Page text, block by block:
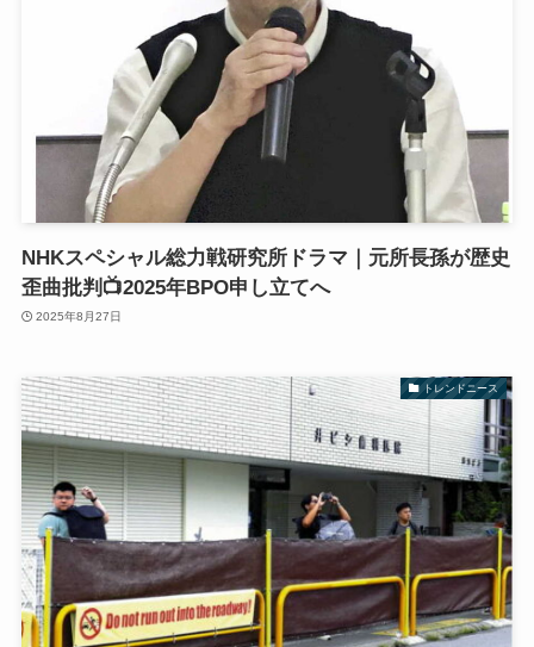
NHKスペシャル総力戦研究所ドラマ｜元所長孫が歴史
歪曲批判📺2025年BPO申し立てへ
2025年8月27日
トレンドニース